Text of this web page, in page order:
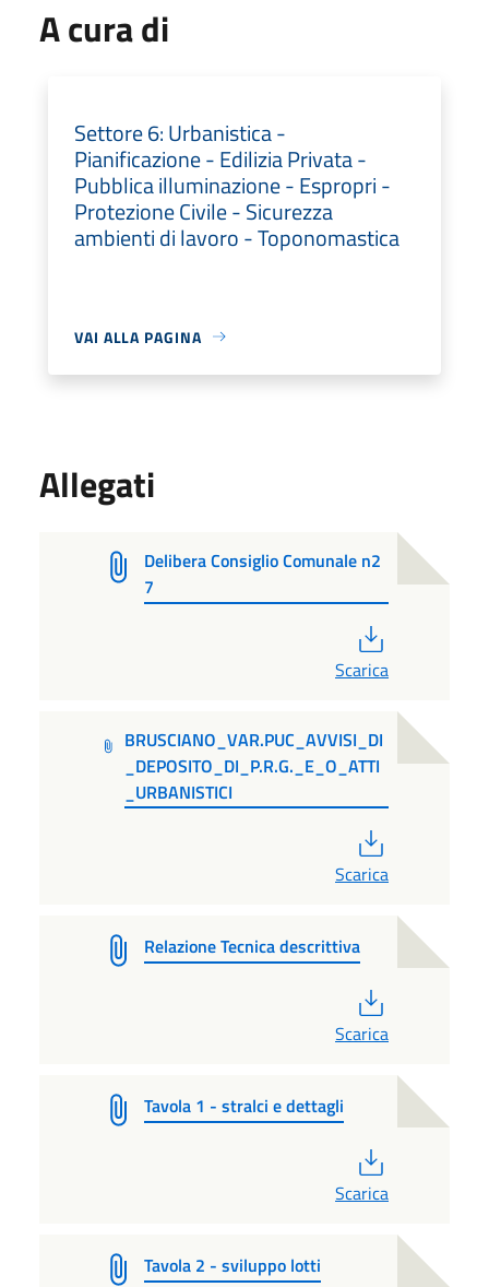
A cura di
Settore 6: Urbanistica -
Pianificazione - Edilizia Privata -
Pubblica illuminazione - Espropri -
Protezione Civile - Sicurezza
ambienti di lavoro - Toponomastica
VAI ALLA PAGINA
Allegati
Delibera Consiglio Comunale n2
7
Scarica
BRUSCIANO_VAR.PUC_AVVISI_DI
_DEPOSITO_DI_P.R.G._E_O_ATTI
_URBANISTICI
Scarica
Relazione Tecnica descrittiva
Scarica
Tavola 1 - stralci e dettagli
Scarica
Tavola 2 - sviluppo lotti